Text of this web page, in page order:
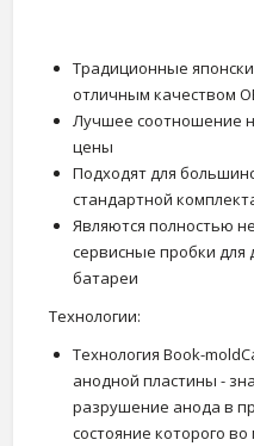
Традиционные
отличным качеством
Лучшее соотношение
цены
Подходят для
стандартной
Являются полностью
сервисные пробки для
батареи
Технологии:
Технология Book-
анодной пластины -
разрушение анода в
состояние которого